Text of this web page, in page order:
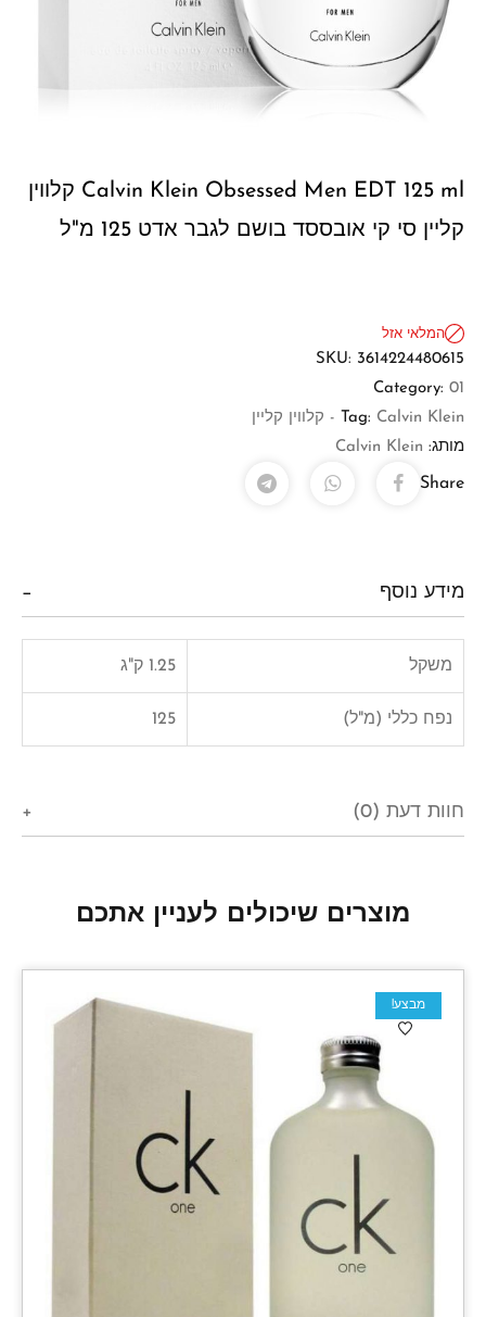
Calvin Klein Obsessed Men EDT 125 ml קלווין
קליין סי קי אובססד בושם לגבר אדט 125 מ"ל
המלאי אזל
SKU: 3614224480615
Category: 01
Tag: Calvin Klein - קלווין קליין
מותג: Calvin Klein
Share
מידע נוסף
משקל 1.25 ק"ג
נפח כללי (מ"ל) 125
חוות דעת (0)
מוצרים שיכולים לעניין אתכם
מבצע!